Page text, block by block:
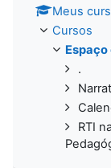
Meus
Cursos
Espaço
.
RTI